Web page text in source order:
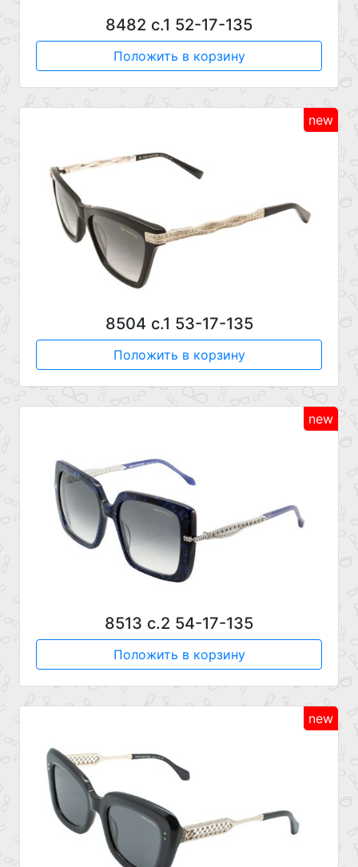
8482 с.1 52-17-135
Положить в корзину
new
8504 с.1 53-17-135
Положить в корзину
new
8513 с.2 54-17-135
Положить в корзину
new